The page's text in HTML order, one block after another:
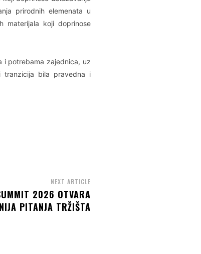
prirodnih elemenata u
materijala koji doprinose
i potrebama zajednica, uz
tranzicija bila pravedna i
NEXT ARTICLE
2026 OTVARA
PITANJA TRŽIŠTA